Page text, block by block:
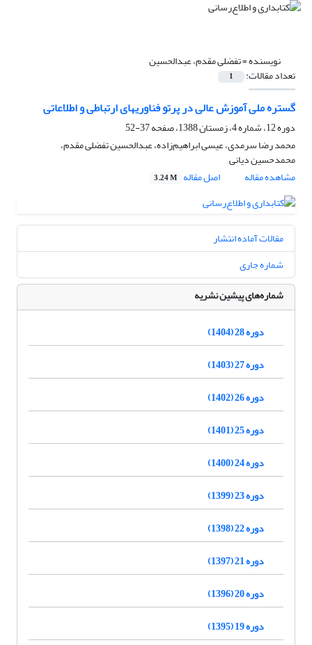
نویسنده =تفضلی مقدم، عبدالحسین
تعداد مقالات: 1
گستره ملی آموزش عالی در پرتو فناوریهای ارتباطی و اطلاعاتی
دوره 12، شماره 4، زمستان 1388، صفحه
37-52
محمد رضا سرمدی، عیسی ابراهیم‌زاده، عبدالحسین تفضلی مقدم،
محمدحسین دیانی
مشاهده مقاله
اصل مقاله 3.24 M
مقالات آماده انتشار
شماره جاری
شماره‌های پیشین نشریه
دوره 28 (1404)
دوره 27 (1403)
دوره 26 (1402)
دوره 25 (1401)
دوره 24 (1400)
دوره 23 (1399)
دوره 22 (1398)
دوره 21 (1397)
دوره 20 (1396)
دوره 19 (1395)